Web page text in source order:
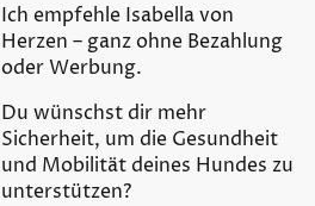
Ich empfehle Isabella von
Herzen – ganz ohne Bezahlung
oder Werbung.
Du wünschst dir mehr
Sicherheit, um die Gesundheit
und Mobilität deines Hundes zu
unterstützen?